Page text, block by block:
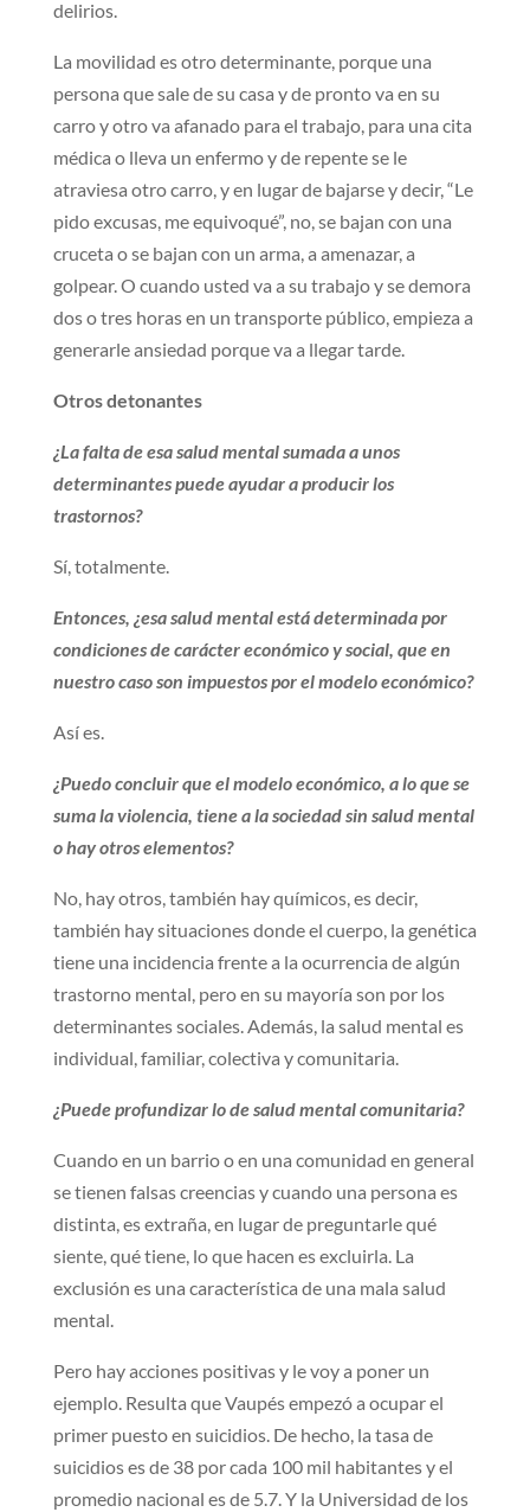
delirios.
La movilidad es otro determinante, porque una
persona que sale de su casa y de pronto va en su
carro y otro va afanado para el trabajo, para una cita
médica o lleva un enfermo y de repente se le
atraviesa otro carro, y en lugar de bajarse y decir, “Le
pido excusas, me equivoqué”, no, se bajan con una
cruceta o se bajan con un arma, a amenazar, a
golpear. O cuando usted va a su trabajo y se demora
dos o tres horas en un transporte público, empieza a
generarle ansiedad porque va a llegar tarde.
Otros detonantes
¿La falta de esa salud mental sumada a unos
determinantes puede ayudar a producir los
trastornos?
Sí, totalmente.
Entonces, ¿esa salud mental está determinada por
condiciones de carácter económico y social, que en
nuestro caso son impuestos por el modelo económico?
Así es.
¿Puedo concluir que el modelo económico, a lo que se
suma la violencia, tiene a la sociedad sin salud mental
o hay otros elementos?
No, hay otros, también hay químicos, es decir,
también hay situaciones donde el cuerpo, la genética
tiene una incidencia frente a la ocurrencia de algún
trastorno mental, pero en su mayoría son por los
determinantes sociales. Además, la salud mental es
individual, familiar, colectiva y comunitaria.
¿Puede profundizar lo de salud mental comunitaria?
Cuando en un barrio o en una comunidad en general
se tienen falsas creencias y cuando una persona es
distinta, es extraña, en lugar de preguntarle qué
siente, qué tiene, lo que hacen es excluirla. La
exclusión es una característica de una mala salud
mental.
Pero hay acciones positivas y le voy a poner un
ejemplo. Resulta que Vaupés empezó a ocupar el
primer puesto en suicidios. De hecho, la tasa de
suicidios es de 38 por cada 100 mil habitantes y el
promedio nacional es de 5.7. Y la Universidad de los